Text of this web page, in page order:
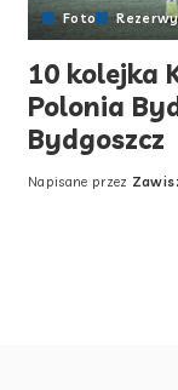
Foto Rezerwy
10 kolejka
Polonia
Bydgoszcz
Posted
Napisane przez